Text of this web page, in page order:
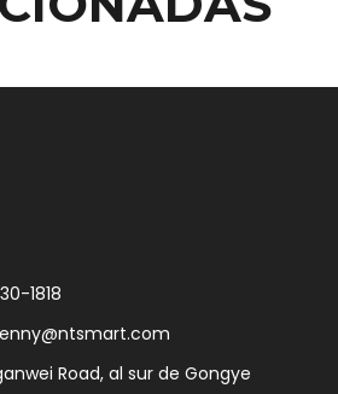
1818
Road, al sur de Gongye